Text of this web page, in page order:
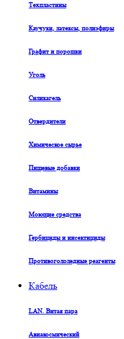
Техпластины
Каучуки, латексы, полиэфиры
Графит и порошки
Уголь
Силикагель
Отвердители
Химическое сырье
Пищевые добавки
Витамины
Моющие средства
Гербициды и инсектициды
Противогололедные реагенты
Кабель
LAN. Витая пара
Авиакосмический